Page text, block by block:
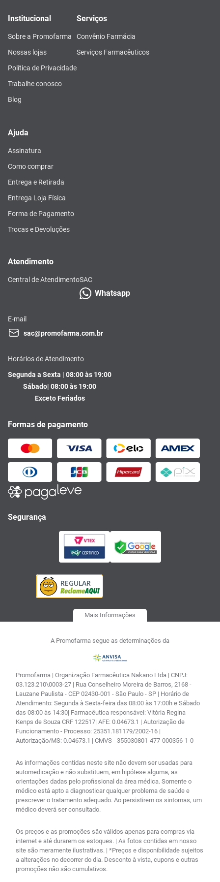
Institucional
Sobre a Promofarma
Nossas lojas
Política de Privacidade
Trabalhe conosco
Blog
Serviços
Convênio Farmácia
Serviços Farmacêuticos
Ajuda
Assinatura
Como comprar
Entrega e Retirada
Entrega Loja Física
Forma de Pagamento
Trocas e Devoluções
Atendimento
Central de AtendimentoSAC
Whatsapp
E-mail
sac@promofarma.com.br
Horários de Atendimento
Segunda a Sexta | 08:00 às 19:00
Sábado| 08:00 às 19:00
Exceto Feriados
Formas de pagamento
Segurança
Mais Informações
A Promofarma segue as determinações da
Promofarma | Organização Farmacêutica Nakano Ltda | CNPJ:
03.123.210\0003-27 | Rua Conselheiro Moreira de Barros, 2168 -
Lauzane Paulista - CEP 02430-001 - São Paulo - SP | Horário de
Atendimento: Segunda à Sexta-feira das 08:00 às 17:00h e Sábado
das 08:00 às 14:30| Farmacêutica responsável: Vitória Regina
Kenps de Souza CRF 122517| AFE: 0.04673.1 | Autorização de
Funcionamento - Processo: 25351.181179/2002-16 |
Autorização/MS: 0.04673.1 | CMVS - 355030801-477-000356-1-0
As informações contidas neste site não devem ser usadas para
automedicação e não substituem, em hipótese alguma, as
orientações dadas pelo profissional da área médica. Somente o
médico está apto a diagnosticar qualquer problema de saúde e
prescrever o tratamento adequado. Ao persistirem os sintomas, um
médico deverá ser consultado.
Os preços e as promoções são válidos apenas para compras via
internet e até durarem os estoques. | As fotos contidas em nosso
site são meramente ilustrativas. | *Preços e disponibilidade sujeitos
a alterações no decorrer do dia. Desconto à vista, cupons e outras
promoções não são cumulativos.